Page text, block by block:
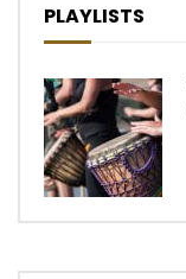
PLAYLISTS